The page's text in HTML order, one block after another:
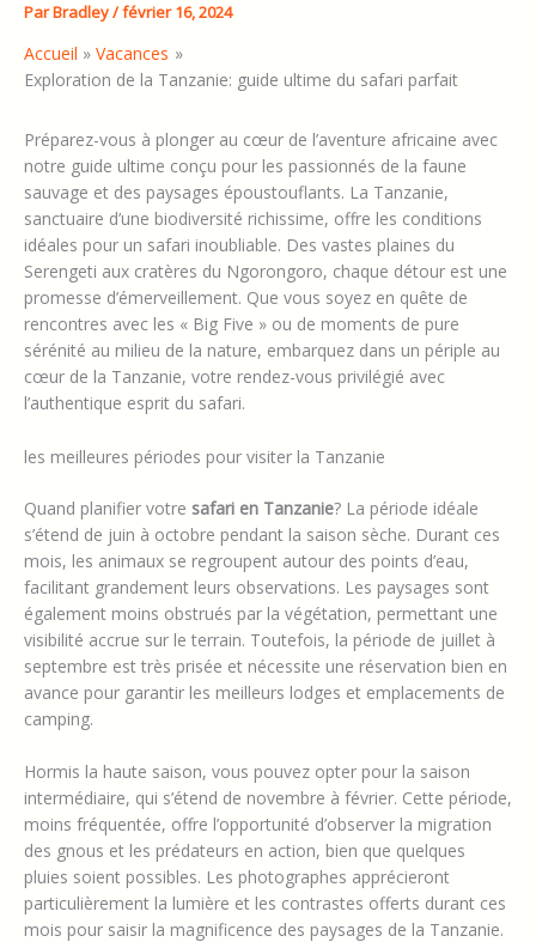
ParBradley/février 16, 2024
Accueil
Vacances
Exploration de la Tanzanie: guide ultime du safari parfait
Préparez-vous à plonger au cœur de l’aventure africaine avec
notre guide ultime conçu pour les passionnés de la faune
sauvage et des paysages époustouflants. La Tanzanie,
sanctuaire d’une biodiversité richissime, offre les conditions
idéales pour un safari inoubliable. Des vastes plaines du
Serengeti aux cratères du Ngorongoro, chaque détour est une
promesse d’émerveillement. Que vous soyez en quête de
rencontres avec les « Big Five » ou de moments de pure
sérénité au milieu de la nature, embarquez dans un périple au
cœur de la Tanzanie, votre rendez-vous privilégié avec
l’authentique esprit du safari.
les meilleures périodes pour visiter la Tanzanie
Quand planifier votre safari en Tanzanie? La période idéale
s’étend de juin à octobre pendant la saison sèche. Durant ces
mois, les animaux se regroupent autour des points d’eau,
facilitant grandement leurs observations. Les paysages sont
également moins obstrués par la végétation, permettant une
visibilité accrue sur le terrain. Toutefois, la période de juillet à
septembre est très prisée et nécessite une réservation bien en
avance pour garantir les meilleurs lodges et emplacements de
camping.
Hormis la haute saison, vous pouvez opter pour la saison
intermédiaire, qui s’étend de novembre à février. Cette période,
moins fréquentée, offre l’opportunité d’observer la migration
des gnous et les prédateurs en action, bien que quelques
pluies soient possibles. Les photographes apprécieront
particulièrement la lumière et les contrastes offerts durant ces
mois pour saisir la magnificence des paysages de la Tanzanie.